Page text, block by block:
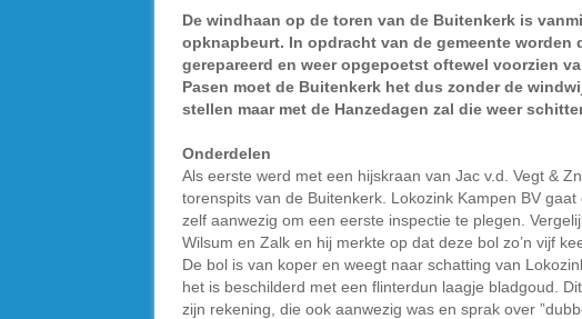
De windhaan op de toren van de Buitenkerk is
opknapbeurt. In opdracht van de gemeente worden
gerepareerd en weer opgepoetst oftewel voorzien
Pasen moet de Buitenkerk het dus zonder de
stellen maar met de Hanzedagen zal die weer
Onderdelen
Als eerste werd met een hijskraan van Jac v.d. Vegt &
torenspits van de Buitenkerk. Lokozink Kampen BV
zelf aanwezig om een eerste inspectie te plegen.
Wilsum en Zalk en hij merkte op dat deze bol zo’n vijf
De bol is van koper en weegt naar schatting van
het is beschilderd met een flinterdun laagje bladgoud.
zijn rekening, die ook aanwezig was en sprak over